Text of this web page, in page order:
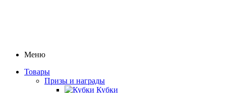
Меню
Товары
Призы и награды
Кубки